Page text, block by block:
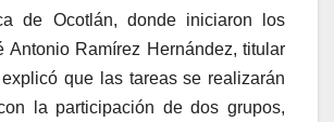
de Ocotlán, donde iniciaron los
Antonio Ramírez Hernández, titular
que las tareas se realizarán
la participación de dos grupos,